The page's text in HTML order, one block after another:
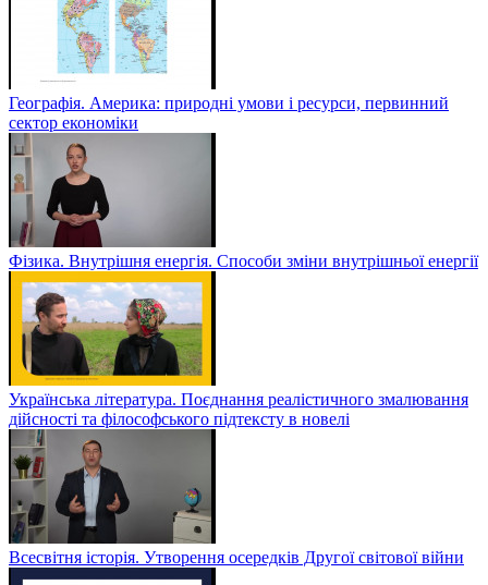
Географія. Америка: природні умови і ресурси, первинний
сектор економіки
Фізика. Внутрішня енергія. Способи зміни внутрішньої енергії
Українська література. Поєднання реалістичного змалювання
дійсності та філософського підтексту в новелі
Всесвітня історія. Утворення осередків Другої світової війни